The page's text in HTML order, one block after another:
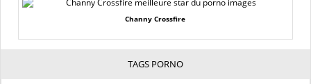
Channy Crossfire
TAGS PORNO